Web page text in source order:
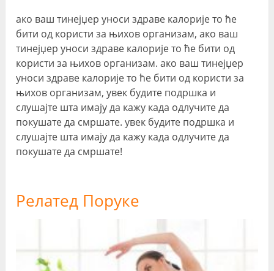
ако ваш тинејџер уноси здраве калорије то ће
бити од користи за њихов организам, ако ваш
тинејџер уноси здраве калорије то ће бити од
користи за њихов организам. ако ваш тинејџер
уноси здраве калорије то ће бити од користи за
њихов организам, увек будите подршка и
слушајте шта имају да кажу када одлучите да
покушате да смршате. увек будите подршка и
слушајте шта имају да кажу када одлучите да
покушате да смршате!
Релатед Поруке